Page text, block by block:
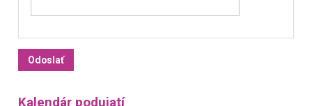
Kalendár podujatí